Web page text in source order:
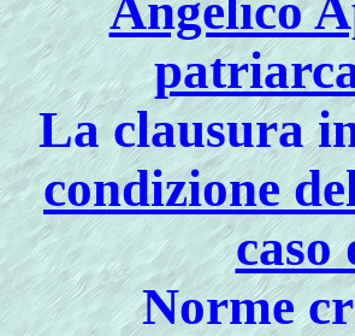
Angelico
La clausura
condizione
Norme